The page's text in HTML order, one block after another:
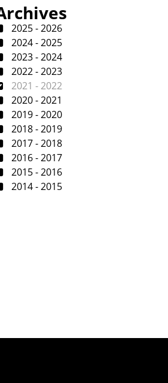
2025 - 2026
2024 - 2025
2023 - 2024
2022 - 2023
2021 - 2022
2020 - 2021
2019 - 2020
2018 - 2019
2017 - 2018
2016 - 2017
2015 - 2016
2014 - 2015